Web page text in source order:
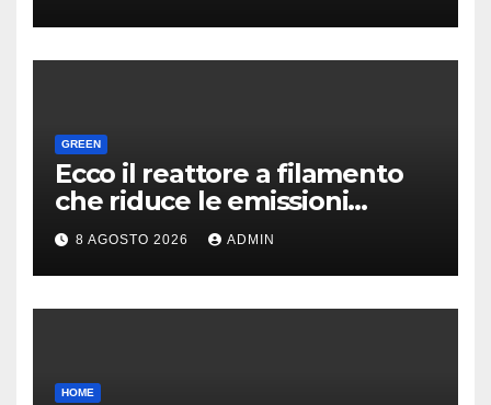
GREEN
Ecco il reattore a filamento
che riduce le emissioni
dell’industria chimica
8 AGOSTO 2026 ADMIN
HOME